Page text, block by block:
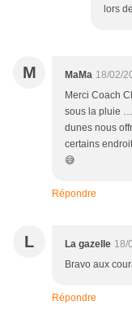
lors
M MaMa 18/02/
Merci Coach
sous la pluie
dunes nous
certains
😅
Répondre
L La gazelle 18/
Bravo aux
Répondre